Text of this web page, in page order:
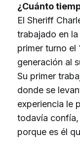
¿Cuánto
El Sheriff
trabajado en
primer turno el
generación al
Su primer
donde se
experiencia le
todavía confía,
porque es él